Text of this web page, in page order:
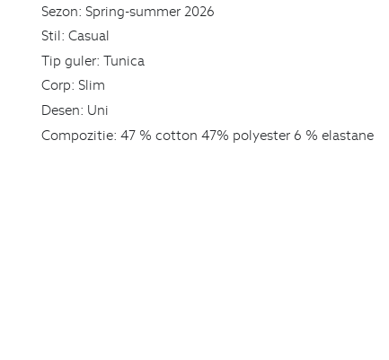
Sezon: Spring-summer 2026
Stil: Casual
Tip guler: Tunica
Corp: Slim
Desen: Uni
Compozitie: 47 % cotton 47% polyester 6 % elastane